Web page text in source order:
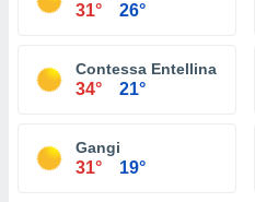
31° 26°
Contessa Entellina
34° 21°
Gangi
31° 19°